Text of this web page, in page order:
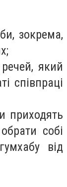
зокрема,
який
співпраці
приходять
собі
від